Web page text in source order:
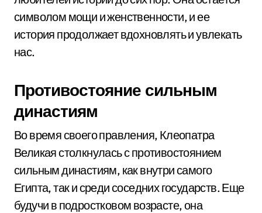
символом мощи и женственности, и ее
история продолжает вдохновлять и увлекать
нас.
Противостояние сильным
династиям
Во время своего правления, Клеопатра
Великая столкнулась с противостоянием
сильным династиям, как внутри самого
Египта, так и среди соседних государств. Еще
будучи в подростковом возрасте, она